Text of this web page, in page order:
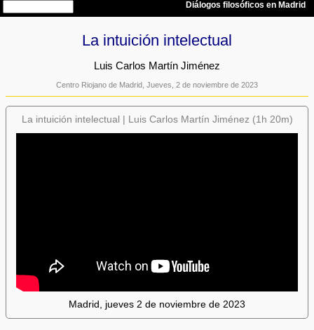
La intuición intelectual
Luis Carlos Martín Jiménez
Centro Riojano de Madrid, Jueves, 2 de noviembre de 2023
La intuición intelectual | Luis Carlos Martín Jiménez (1h 20m)
Madrid, jueves 2 de noviembre de 2023